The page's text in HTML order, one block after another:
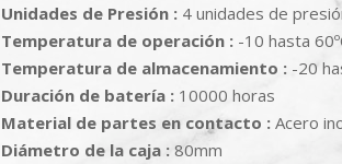
Unidades de Presión : 4 unidades de
Temperatura de operación : -10 hasta
Temperatura de almacenamiento : -20
Duración de batería : 10000 horas
Material de partes en contacto : Acero
Diámetro de la caja : 80mm